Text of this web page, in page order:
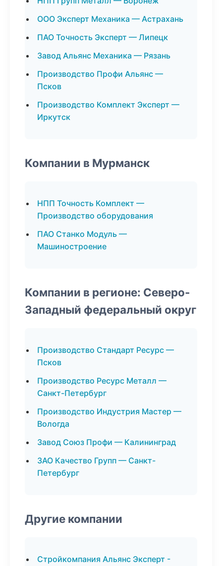
ООО Эксперт Механика — Астрахань
ПАО Точность Эксперт — Липецк
Завод Альянс Механика — Рязань
Производство Профи Альянс —
Псков
Производство Комплект Эксперт —
Иркутск
Компании в Мурманск
НПП Точность Комплект —
Производство оборудования
ПАО Станко Модуль —
Машиностроение
Компании в регионе: Северо-
Западный федеральный округ
Производство Стандарт Ресурс —
Псков
Производство Ресурс Металл —
Санкт-Петербург
Производство Индустрия Мастер —
Вологда
Завод Союз Профи — Калининград
ЗАО Качество Групп — Санкт-
Петербург
Другие компании
Стройкомпания Альянс Эксперт -